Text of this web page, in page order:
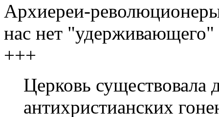
Архиереи-
нас нет "удерживающего"
+++
Церковь существовала
антихристианских